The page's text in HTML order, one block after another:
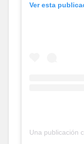
Ver esta